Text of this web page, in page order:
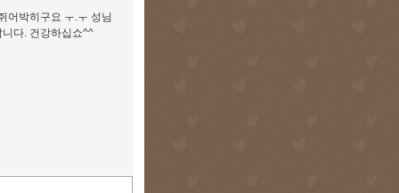
어박히구요 ㅜ.ㅜ 성님
다. 건강하십쇼^^